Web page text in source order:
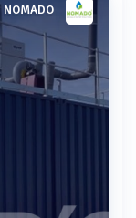
NOMADO